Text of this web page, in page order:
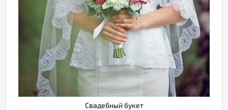
Свадебный букет